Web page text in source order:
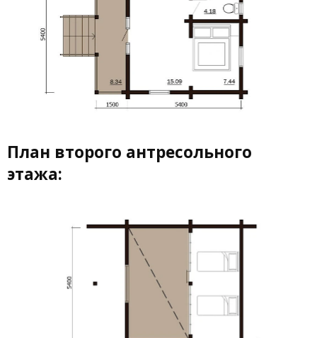
План второго антресольного
этажа: